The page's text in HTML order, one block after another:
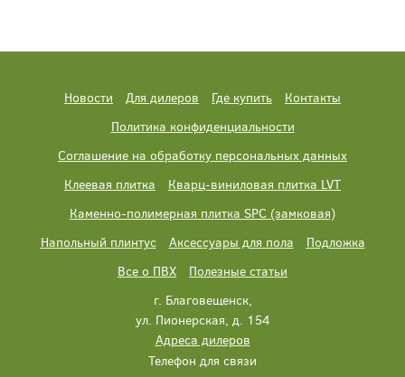
Новости Для дилеров Где купить
Контакты
Политика конфиденциальности
Соглашение на обработку персональных данных
Клеевая плитка
Кварц-виниловая плитка LVT
Каменно-полимерная плитка SPC (замковая)
Напольный плинтус
Аксессуары для пола
Подложка
Все о ПВХ
Полезные статьи
г. Благовещенск,
ул. Пионерская, д. 154
Адреса дилеров
Телефон для связи